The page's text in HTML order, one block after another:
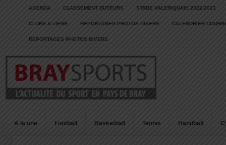
AGENDA CLASSEMENT BUTEURS STADE VALERIQUAIS 2022/2023
CLUBS & LIENS REPORTAGES PHOTOS DIVERS CALENDRIER
REPORTAGES PHOTOS DIVERS
A la une Football Basketball Tennis Handball